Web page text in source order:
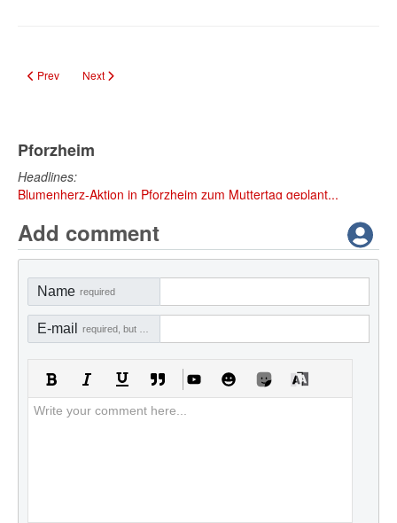
Previous article: Bürgerhaus Regenbogen Ispringen – Ort für Gemeinschaft
Prev Next article: Schulsozialarbeit im Enzkreis: Unterstützung für
Next
Pforzheim
Headlines:
Blumenherz-Aktion in Pforzheim zum Muttertag geplant...
Add comment
Name required
E-mail